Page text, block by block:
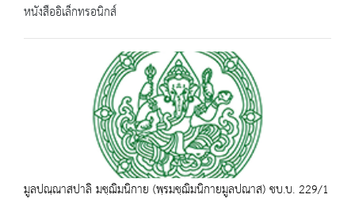
หนังสืออิเล็กทรอนิกส์
มูลปณฺณาสปาลิ มชฺฌิมนิกาย (พฺรมชฺฌิมนิกายมูลปณาส) ชบ.บ. 229/1